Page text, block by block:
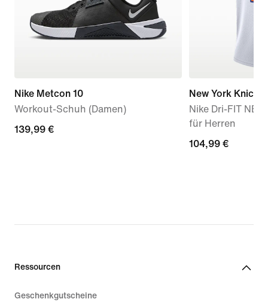
Nike Metcon 10
Workout-Schuh (Damen)
139,99 €
139,99 €
New York
Nike Dri-FIT
für Herren
104,99 €
104,99 €
Ressourcen
Geschenkgutscheine